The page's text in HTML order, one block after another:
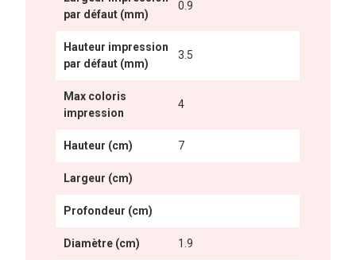
par défaut (mm)
0.9
Hauteur impression
par défaut (mm)
3.5
Max coloris
impression
4
Hauteur (cm) 7
Largeur (cm)
Profondeur (cm)
Diamètre (cm) 1.9